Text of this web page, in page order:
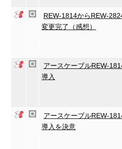
REW-1814からREW-
変更完了（感想）
アースケーブルREW-
導入
アースケーブルREW-
導入を決意